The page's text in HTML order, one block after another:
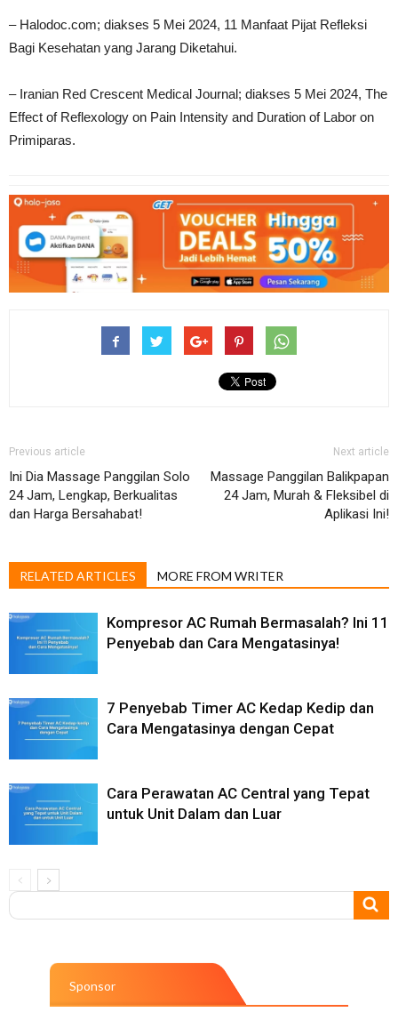
– Halodoc.com; diakses 5 Mei 2024, 11 Manfaat Pijat Refleksi
Bagi Kesehatan yang Jarang Diketahui.
– Iranian Red Crescent Medical Journal; diakses 5 Mei 2024, The
Effect of Reflexology on Pain Intensity and Duration of Labor on
Primiparas.
Previous article
Ini Dia Massage Panggilan Solo
24 Jam, Lengkap, Berkualitas
dan Harga Bersahabat!
Next article
Massage Panggilan Balikpapan
24 Jam, Murah & Fleksibel di
Aplikasi Ini!
RELATED ARTICLES MORE FROM WRITER
Kompresor AC Rumah Bermasalah? Ini 11
Penyebab dan Cara Mengatasinya!
7 Penyebab Timer AC Kedap Kedip dan
Cara Mengatasinya dengan Cepat
Cara Perawatan AC Central yang Tepat
untuk Unit Dalam dan Luar
Sponsor